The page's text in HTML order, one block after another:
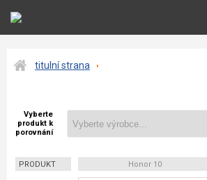
titulní strana
Vyberte
produkt k
porovnání
PRODUKT Honor 10